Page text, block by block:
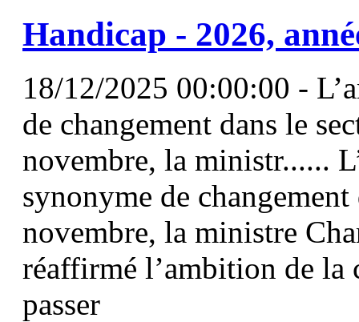
Handicap - 2026,
18/12/2025 00:00:00 -
de changement dans le
novembre, la ministr......
synonyme de
novembre, la ministre
réaffirmé l’ambition de la
passer